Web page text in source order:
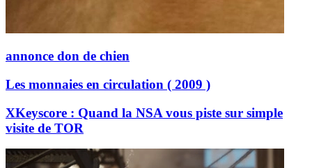
annonce don de chien
Les monnaies en circulation ( 2009 )
XKeyscore : Quand la NSA vous piste sur simple
visite de TOR